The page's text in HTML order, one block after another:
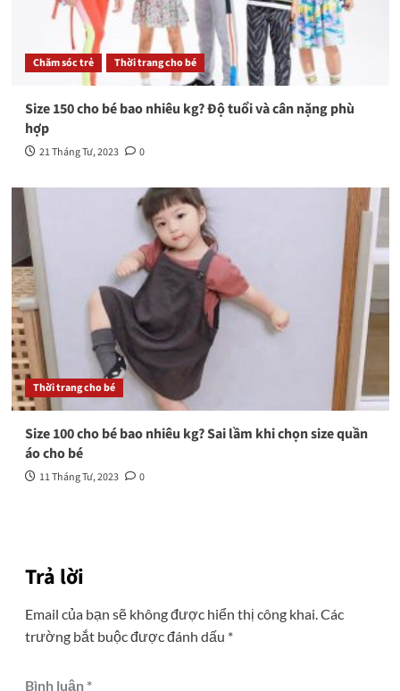
Chăm sóc trẻ Thời trang cho bé
Size 150 cho bé bao nhiêu kg? Độ tuổi và cân nặng phù
hợp
21 Tháng Tư, 2023 0
Thời trang cho bé
Size 100 cho bé bao nhiêu kg? Sai lầm khi chọn size quần
áo cho bé
11 Tháng Tư, 2023 0
Trả lời
Email của bạn sẽ không được hiển thị công khai.Các
trường bắt buộc được đánh dấu *
Bình luận *